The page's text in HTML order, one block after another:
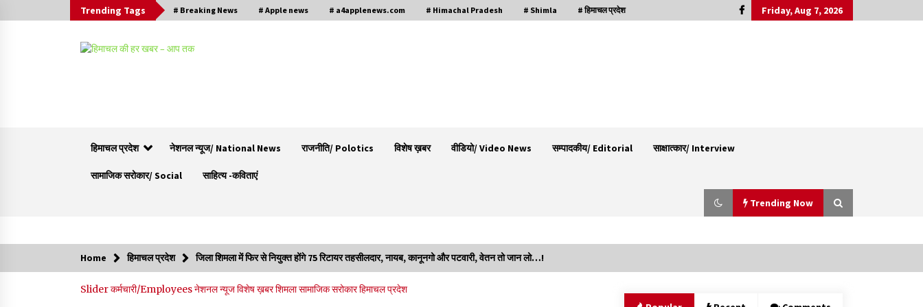
Trending Tags # Breaking News # Apple news # a4applenews.com # Himachal Pradesh # Shimla # हिमाचल प्रदेश Friday, Aug 7, 2026
हिमाचल प्रदेश नेशनल न्यूज/ National News राजनीति/ Polotics विशेष ख़बर वीडियो/ Video News सम्पादकीय/ Editorial साक्षात्कार/ Interview
सामाजिक सरोकार/ Social साहित्य -कविताएं
Trending Now
11 से 13 सितंबर तक आयोजित होगी 27वीं वार्षिक खेलकूद
Home हिमाचल प्रदेश जिला शिमला में फिर से नियुक्त होंगे 75 रिटायर तहसीलदार, नायब, कानूनगो और पटवारी, वेतन तो जान लो…!
Sliderकर्मचारी/Employeesनेशनल न्यूजविशेष ख़बरशिमलासामाजिक सरोकारहिमाचल प्रदेश